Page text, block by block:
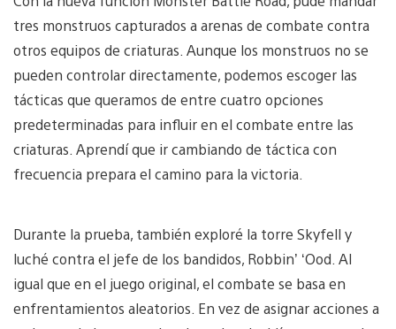
download
image
tres monstruos capturados a arenas de combate contra
otros equipos de criaturas. Aunque los monstruos no se
pueden controlar directamente, podemos escoger las
tácticas que queramos de entre cuatro opciones
predeterminadas para influir en el combate entre las
criaturas. Aprendí que ir cambiando de táctica con
frecuencia prepara el camino para la victoria.
Durante la prueba, también exploré la torre Skyfell y
luché contra el jefe de los bandidos, Robbin’ ‘Ood. Al
igual que en el juego original, el combate se basa en
enfrentamientos aleatorios. En vez de asignar acciones a